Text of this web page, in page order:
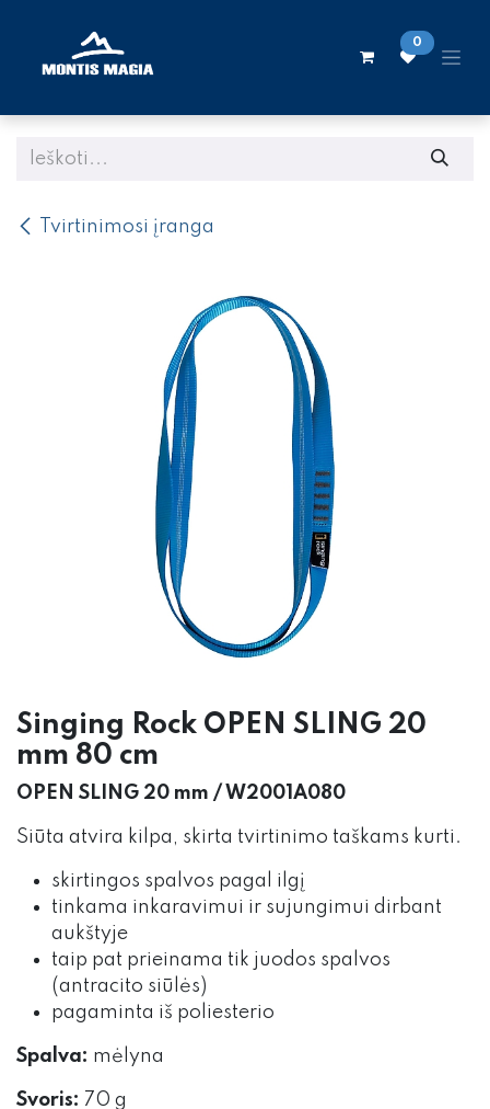
0
Tvirtinimosi įranga
Singing Rock OPEN SLING 20
mm 80 cm
OPEN SLING 20 mm / W2001A080
Siūta atvira kilpa, skirta tvirtinimo taškams kurti.
skirtingos spalvos pagal ilgį
tinkama inkaravimui ir sujungimui dirbant
aukštyje
taip pat prieinama tik juodos spalvos
(antracito siūlės)
pagaminta iš poliesterio
Spalva: mėlyna
Svoris: 70 g